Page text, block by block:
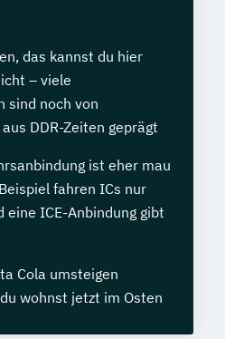
das kannst du hier
– viele
sind noch von
DDR-Zeiten geprägt
ist eher mau
fahren ICs nur
eine ICE-Anbindung gibt
Cola umsteigen
wohnst jetzt im Osten